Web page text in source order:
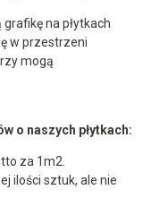
na płytkach
w przestrzeni
mogą
o naszych płytkach:
za 1m2.
ilości sztuk, ale nie